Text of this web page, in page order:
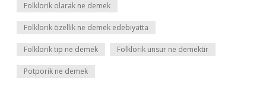
Folklorik olarak ne demek
Folklorik özellik ne demek edebiyatta
Folklorik tip ne demek Folklorik unsur ne demektir
Potporik ne demek